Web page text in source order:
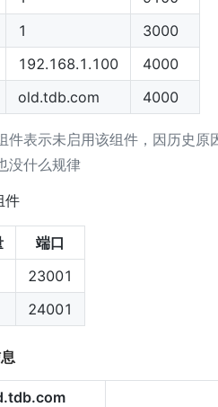
1
3000
192.168.1.100
4000
old.tdb.com 4000
件表示未启用该组件，因历史原
没什么规律
件
端口
23001
24001